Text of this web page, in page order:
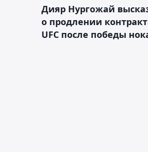
Дияр Нургожай
о продлении
UFC после победы